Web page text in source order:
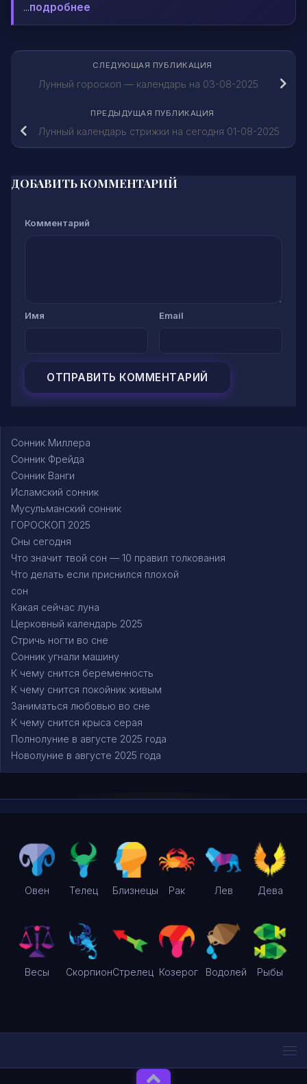
...подробнее
СЛЕДУЮЩАЯ ПУБЛИКАЦИЯ
Лунный гороскоп — календарь на 03-08-2025
ПРЕДЫДУЩАЯ ПУБЛИКАЦИЯ
Лунный календарь стрижки на сегодня 01-08-2025
ДОБАВИТЬ КОММЕНТАРИЙ
Комментарий
Имя Email
Сонник Миллера
Сонник Фрейда
Сонник Ванги
Исламский сонник
Мусульманский сонник
ГОРОСКОП 2025
Сны сегодня
Что значит твой сон — 10 правил толкования
Что делать если приснился плохой
сон
Какая сейчас луна
Церковный календарь 2025
Стричь ногти во сне
Сонник угнали машину
К чему снится беременность
К чему снится покойник живым
Заниматься любовью во сне
К чему снится крыса серая
Полнолуние в августе 2025 года
Новолуние в августе 2025 года
Овен Телец Близнецы Рак Лев Дева
Весы СкорпионСтрелец Козерог Водолей Рыбы